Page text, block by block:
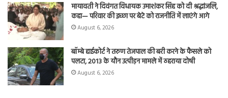
मायावती ने दिवंगत विधायक उमाशंकर सिंह को दी श्रद्धांजलि,
कहा— परिवार की इच्छा पर बेटे को राजनीति में लाएंगे आगे
August 6, 2026
बॉम्बे हाईकोर्ट ने तरुण तेजपाल की बरी करने के फैसले को
पलटा, 2013 के यौन उत्पीड़न मामले में ठहराया दोषी
August 6, 2026